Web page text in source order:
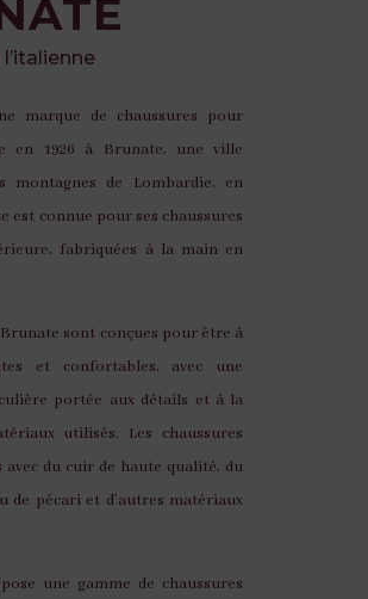
marque de chaussures pour
en 1926 à Brunate, une ville
montagnes de Lombardie, en
est connue pour ses chaussures
fabriquées à la main en
Brunate sont conçues pour être à
et confortables, avec une
portée aux détails et à la
utilisés. Les chaussures
du cuir de haute qualité, du
de pécari et d’autres matériaux
une gamme de chaussures